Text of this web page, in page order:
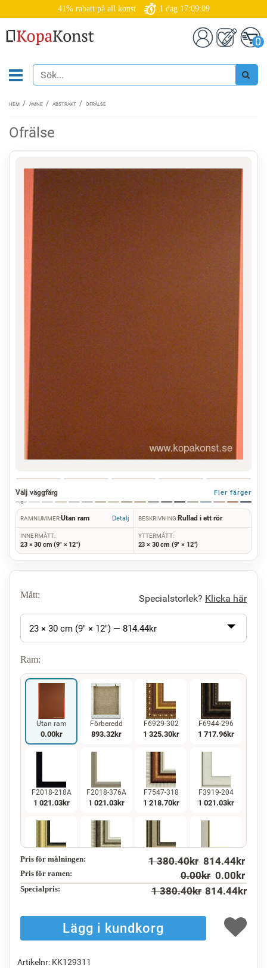
41% rabatt på all konst 1 dag 17:09:08
0
HEM ÄMNE ABSTRAKT OFRÄLSE
Ofrälse
Välj väggfärg Fler färger
RAMNUMMER:Utan ram Detalj BESKRIVNING:Rullad i ett rör
INNERMÅTT:
23 × 30 cm (9" × 12")
YTTERMÅTT:
23 × 30 cm (9" × 12")
Mått: Specialstorlek? Klicka här
23 × 30 cm (9" × 12") — 814.44kr
Ram:
Utan ram
0.00kr
Förberedd
893.32kr
F6929-302
1 325.30kr
F6944-296
1 717.96kr
F2018-218A
1 021.03kr
F2018-376A
1 021.03kr
F7547-318
1 218.70kr
F3919-204
1 021.03kr
F5130-234
1 472.50kr
F5429-258 F3013-236
1 084.60kr
F1823-204
1 148.63kr
F8645-298
1 914.35kr
F6537-236
1 015.58kr
F7034-298
1 423.44
Pris för målningen: 1 380.40kr 814.44kr
Pris för ramen: 0.00kr 0.00 kr
Specialpris: 1 380.40kr 814.44kr
Artikelnr: KK129311